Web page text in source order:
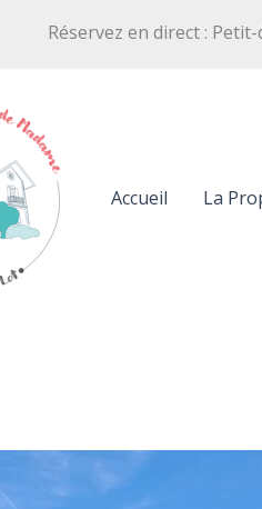
Réservez en direct :
Accueil La